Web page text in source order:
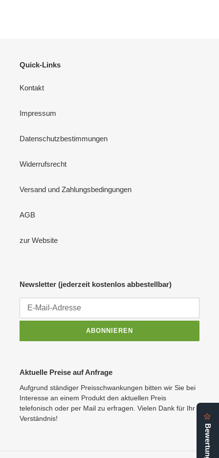
Quick-Links
Kontakt
Impressum
Datenschutzbestimmungen
Widerrufsrecht
Versand und Zahlungsbedingungen
AGB
zur Website
Newsletter (jederzeit kostenlos abbestellbar)
ABONNIEREN
Aktuelle Preise auf Anfrage
Aufgrund ständiger Preisschwankungen bitten wir Sie bei
Interesse an einem Produkt den aktuellen Preis
telefonisch oder per Mail zu erfragen. Vielen Dank für Ihr
Verständnis!